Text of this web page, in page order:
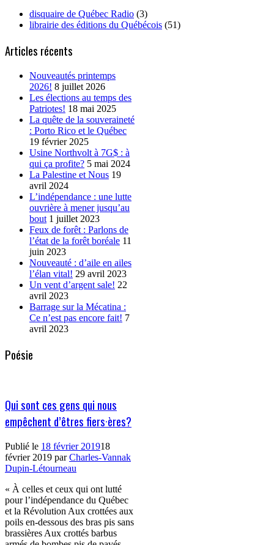
disquaire de Québec Radio (3)
librairie des éditions du Québécois (51)
Articles récents
Nouveautés printemps
2026! 8 juillet 2026
Les élections au temps des
Patriotes! 18 mai 2025
La quête de la souveraineté
: Porto Rico et le Québec
19 février 2025
Usine Northvolt à 7G$ : à
qui ça profite? 5 mai 2024
La Palestine et Nous 19
avril 2024
L’indépendance : une lutte
ouvrière à mener jusqu’au
bout 1 juillet 2023
Feux de forêt : Parlons de
l’état de la forêt boréale 11
juin 2023
Nouveauté : d’aile en ailes
l’élan vital! 29 avril 2023
Un vent d’argent sale! 22
avril 2023
Barrage sur la Mécatina :
Ce n’est pas encore fait! 7
avril 2023
Poésie
Qui sont ces gens qui nous
empêchent d’êtres fiers·ères?
Publié le 18 février 201918
février 2019 parCharles-Vannak
Dupin-Létourneau
« À celles et ceux qui ont lutté
pour l’indépendance du Québec
et la Révolution Aux crottées aux
poils en-dessous des bras pis sans
brassières Aux crottés barbus